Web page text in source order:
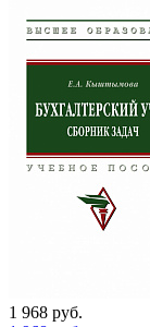
1 968 руб.